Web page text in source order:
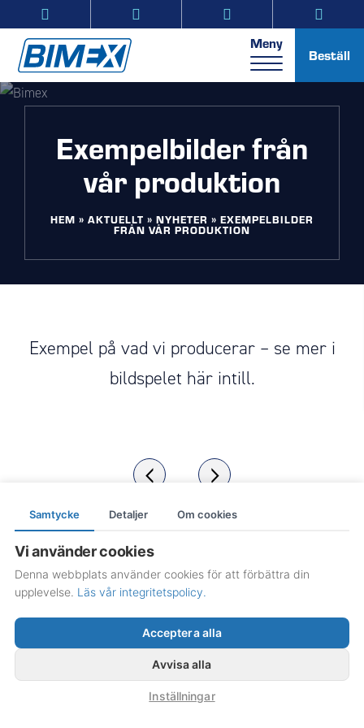
Meny
Beställ
Exempelbilder från
vår produktion
HEM » AKTUELLT » NYHETER » EXEMPELBILDER
FRÅN VÅR PRODUKTION
Exempel på vad vi producerar – se mer i
bildspelet här intill.
‹ ›
© Copyright 1982 – 2026 | Bimex Verktyg AB,Dynamovägen 3,
Motala | Tel:0141-20 36 50
Samtycke Detaljer Om cookies
Vi använder cookies
Denna webbplats använder cookies för att förbättra din
upplevelse. Läs vår integritetspolicy.
Acceptera alla
Avvisa alla
Inställningar